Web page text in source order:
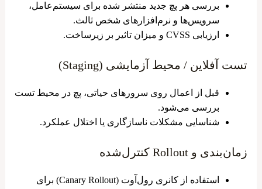
بررسی هر پچ جدید منتشر شده برای سیستم‌عامل،
سرویس‌ها و نرم‌افزارهای شخص ثالث.
ارزیابی CVSS و میزان تاثیر بر زیرساخت.
تست آفلاین / محیط آزمایشی (Staging)
قبل از اعمال روی سرورهای حیاتی، پچ در محیط تست
بررسی می‌شود.
شناسایی مشکلات ناسازگاری یا اختلال عملکرد.
زمان‌بندی و Rollout کنترل‌شده
استفاده از کانری رول‌آوت (Canary Rollout) برای